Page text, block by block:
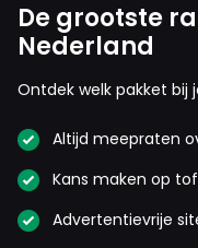
De grootste
Nederland
Ontdek welk pakket bij
Altijd meepraten
Kans maken op
Advertentievrije